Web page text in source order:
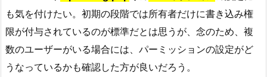
も気を付けたい。初期の段階では所有者だけに書き込み権
限が付与されているのが標準だとは思うが、念のため、複
数のユーザーがいる場合には、パーミッションの設定がど
うなっているかも確認した方が良いだろう。